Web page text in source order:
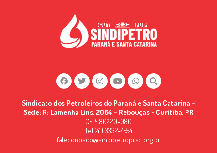
Sindicato dos Petroleiros do Paraná e Santa Catarina -
Sede: R: Lamenha Lins, 2064 - Rebouças - Curitiba, PR
CEP: 80220-080
Tel (41) 3332-4554
faleconosco@sindipetroprsc.org.br